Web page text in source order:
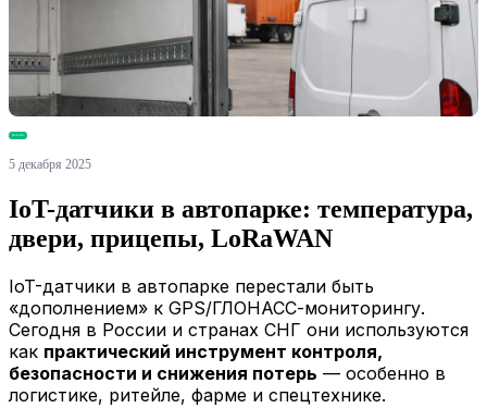
Новости
5 декабря 2025
IoT-датчики в автопарке: температура,
двери, прицепы, LoRaWAN
IoT-датчики в автопарке перестали быть
«дополнением» к GPS/ГЛОНАСС-мониторингу.
Сегодня в России и странах СНГ они используются
как практический инструмент контроля,
безопасности и снижения потерь — особенно в
логистике, ритейле, фарме и спецтехнике.